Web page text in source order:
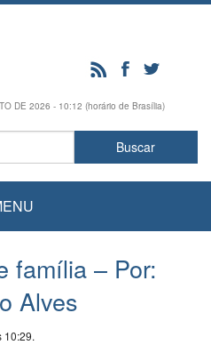
DE 2026 - 10:12 (horário de Brasília)
família – Por:
Alves
10:29.